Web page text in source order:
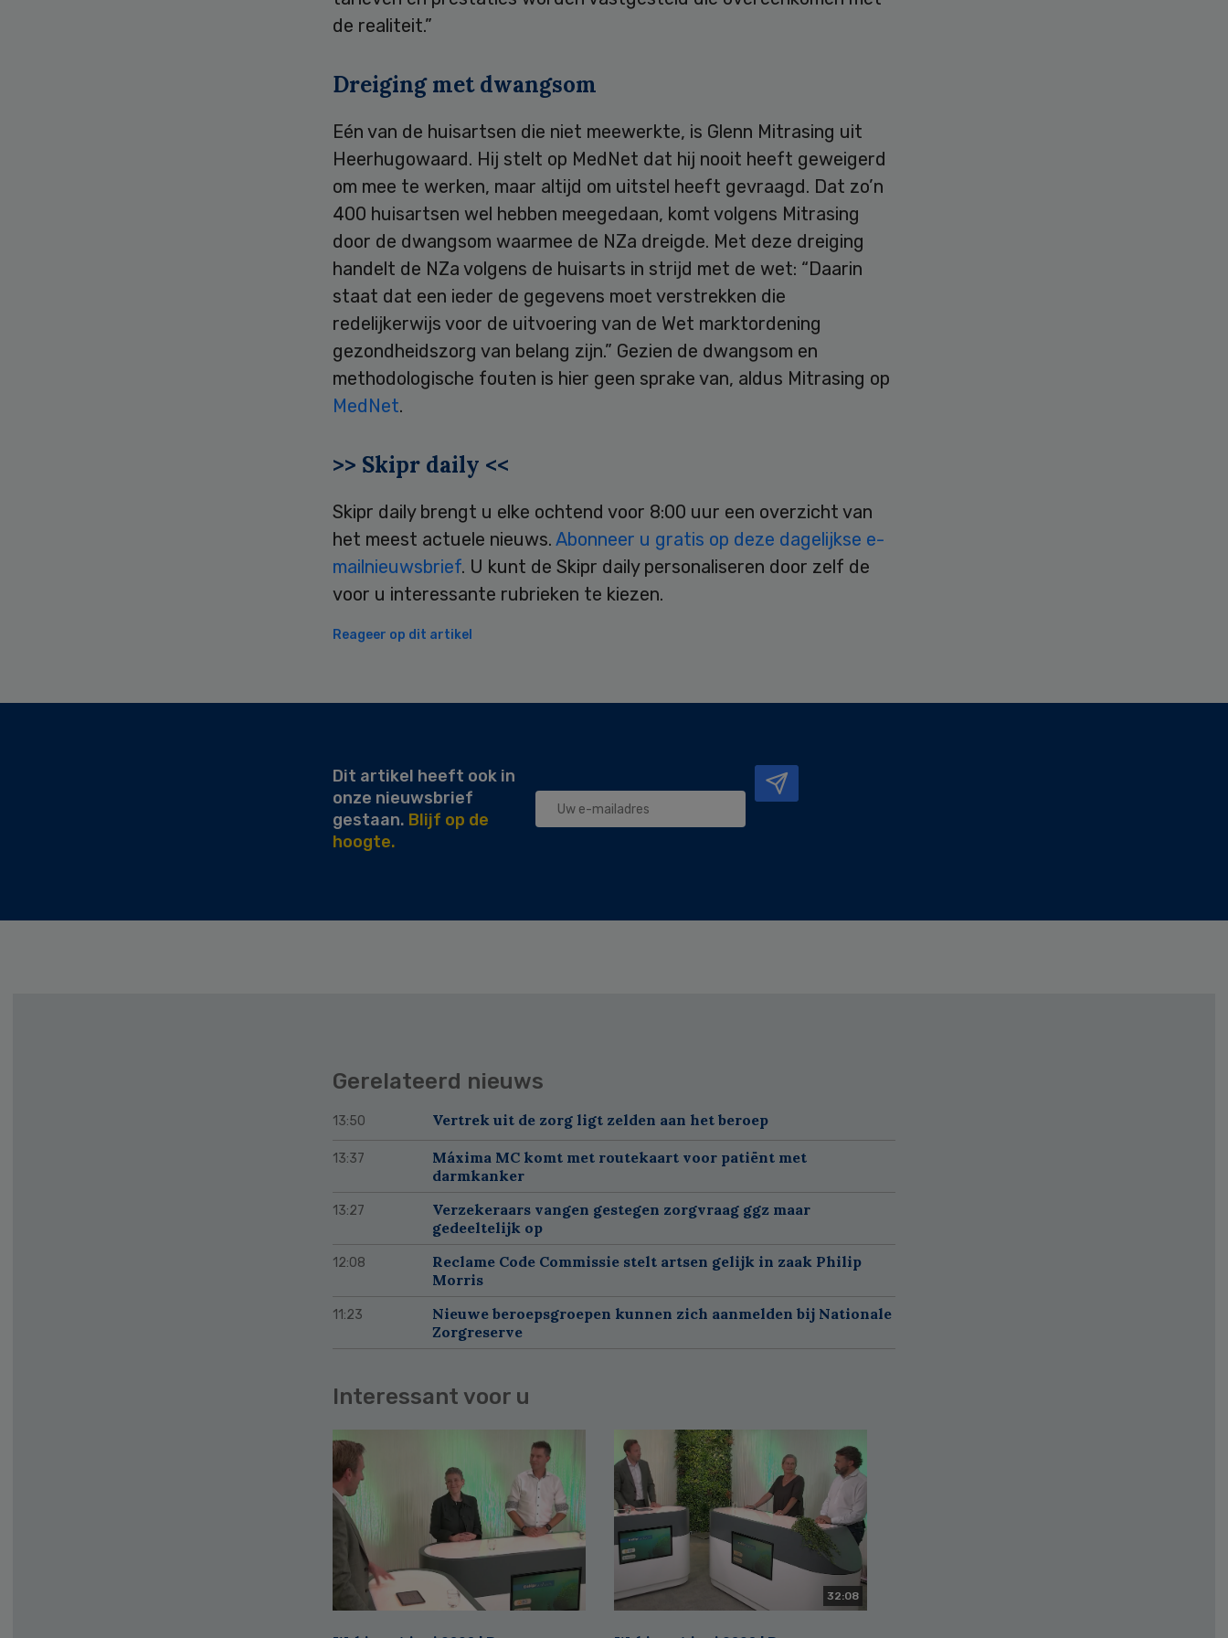
de realiteit.”
Dreiging met dwangsom
Eén van de huisartsen die niet meewerkte, is Glenn Mitrasing uit
Heerhugowaard. Hij stelt op MedNet dat hij nooit heeft geweigerd
om mee te werken, maar altijd om uitstel heeft gevraagd. Dat zo’n
400 huisartsen wel hebben meegedaan, komt volgens Mitrasing
door de dwangsom waarmee de NZa dreigde. Met deze dreiging
handelt de NZa volgens de huisarts in strijd met de wet: “Daarin
staat dat een ieder de gegevens moet verstrekken die
redelijkerwijs voor de uitvoering van de Wet marktordening
gezondheidszorg van belang zijn.” Gezien de dwangsom en
methodologische fouten is hier geen sprake van, aldus Mitrasing op
MedNet.
>> Skipr daily <<
Skipr daily brengt u elke ochtend voor 8:00 uur een overzicht van
het meest actuele nieuws. Abonneer u gratis op deze dagelijkse e-
mailnieuwsbrief. U kunt de Skipr daily personaliseren door zelf de
voor u interessante rubrieken te kiezen.
Reageer op dit artikel
Secondary
Dit artikel heeft ook in
onze nieuwsbrief
gestaan. Blijf op de
hoogte.
Gerelateerd nieuws
13:50 Vertrek uit de zorg ligt zelden aan het beroep
13:37
Máxima MC komt met routekaart voor patiënt met
darmkanker
13:27
Verzekeraars vangen gestegen zorgvraag ggz maar
gedeeltelijk op
12:08
Reclame Code Commissie stelt artsen gelijk in zaak Philip
Morris
11:23
Nieuwe beroepsgroepen kunnen zich aanmelden bij Nationale
Zorgreserve
Interessant voor u
32:08